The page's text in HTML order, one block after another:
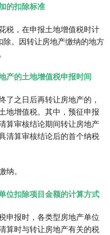
的扣除标准
税，在申报土地增值税时计
除。因转让房地产缴纳的地方
产的土地增值税申报时间
了之日后再转让房地产的，
地增值税。其中，预征申报
算审核结论期间转让房地产
清算审核结论后的首个纳税
。
位扣除项目金额的计算方式
申报时，各类型房地产单位
算时与转让房地产有关的税